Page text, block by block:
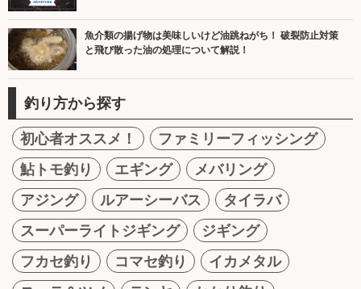
魚介類の揚げ物は美味しいけど油跳ねがち！ 破裂防止対策
と飛び散った油の処理について解説！
釣り方から探す
初心者オススメ！
ファミリーフィッシング
鮎トモ釣り
エギング
メバリング
アジング
ルアーシーバス
タイラバ
スーパーライトジギング
ジギング
フカセ釣り
コマセ釣り
イカメタル